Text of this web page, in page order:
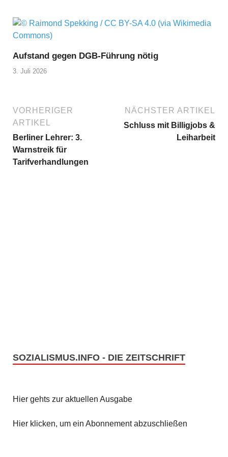
Aufstand gegen DGB-Führung nötig
3. Juli 2026
VORHERIGER
ARTIKEL
Berliner Lehrer: 3.
Warnstreik für
Tarifverhandlungen
NÄCHSTER ARTIKEL
Schluss mit Billigjobs &
Leiharbeit
SOZIALISMUS.INFO - DIE ZEITSCHRIFT
Hier gehts zur aktuellen Ausgabe
Hier klicken, um ein Abonnement abzuschließen